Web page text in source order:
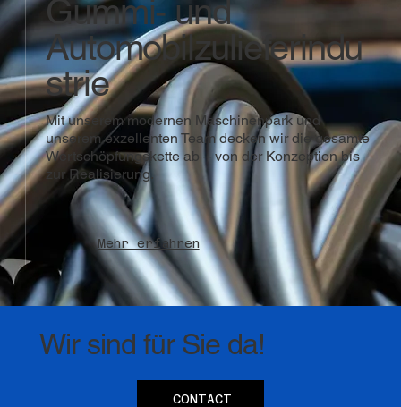
Gummi- und
Automobilzulieferindu
strie
Mit unserem modernen Maschinenpark und
unserem exzellenten Team decken wir die gesamte
Wertschöpfungskette ab – von der Konzeption bis
zur Realisierung.
Mehr erfahren
Wir sind für Sie da!
CONTACT